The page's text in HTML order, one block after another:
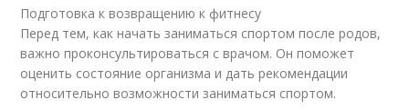
Подготовка к возвращению к фитнесу
Перед тем, как начать заниматься спортом после родов,
важно проконсультироваться с врачом. Он поможет
оценить состояние организма и дать рекомендации
относительно возможности заниматься спортом.